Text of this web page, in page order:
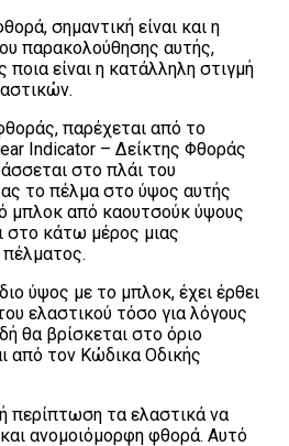
σημαντική είναι και η
παρακολούθησης αυτής,
είναι η κατάλληλη στιγμή
παρέχεται από το
Indicator – Δείκτης Φθοράς
στο πλάι του
το πέλμα στο ύψος αυτής
μπλοκ από καουτσούκ ύψους
στο κάτω μέρος μιας
πέλματος.
ύψος με το μπλοκ, έχει έρθει
ελαστικού τόσο για λόγους
θα βρίσκεται στο όριο
από τον Κώδικα Οδικής
περίπτωση τα ελαστικά να
ανομοιόμορφη φθορά. Αυτό